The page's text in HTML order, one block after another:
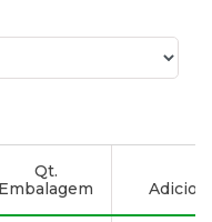
Qt.
Embalagem